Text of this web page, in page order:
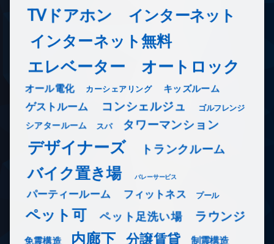
TVドアホン インターネット
インターネット無料
エレベーター オートロック
オール電化 カーシェアリング キッズルーム
ゲストルーム コンシェルジュ ゴルフレンジ
シアタールーム スパ タワーマンション
デザイナーズ トランクルーム
バイク置き場 バレーサービス
パーティールーム フィットネス プール
ペット可 ペット足洗い場 ラウンジ
免震構造 内廊下 分譲賃貸 制震構造